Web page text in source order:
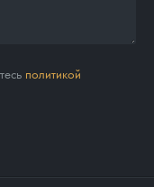
политикой